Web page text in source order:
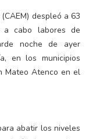
despleó a 63
a cabo labores de
noche de ayer
en los municipios
Mateo Atenco en el
abatir los niveles